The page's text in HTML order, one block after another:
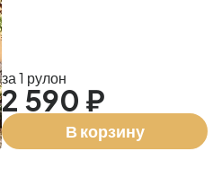
за 1 рулон
2 590 ₽
В корзину